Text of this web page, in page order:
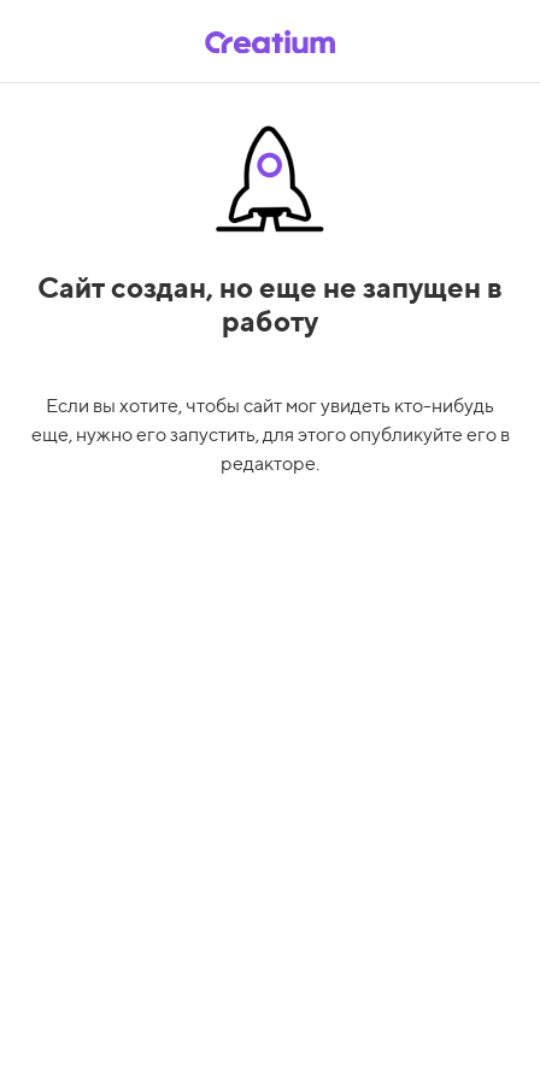
Сайт создан, но еще не запущен в
работу
Если вы хотите, чтобы сайт мог увидеть кто-нибудь
еще, нужно его запустить, для этого опубликуйте его в
редакторе.